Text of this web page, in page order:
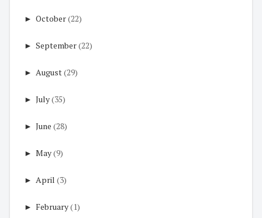
► October(22)
► September(22)
► August(29)
► July(35)
► June (28)
► May(9)
► April (3)
► February(1)